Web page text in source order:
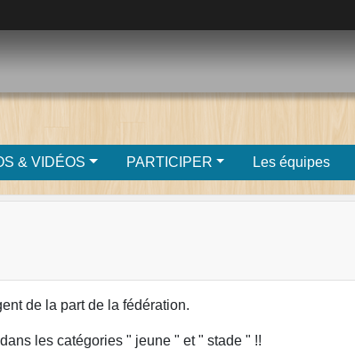
& VIDÉOS PARTICIPER Les équipes
de la part de la fédération.
les catégories " jeune " et " stade " !!